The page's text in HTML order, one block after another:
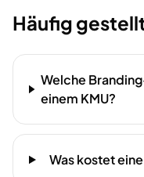
Häufig
Welche
einem KMU?
Was kostet